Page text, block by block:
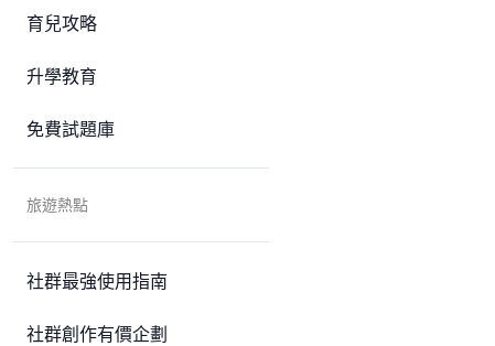
育兒攻略
升學教育
免費試題庫
旅遊熱點
社群最強使用指南
社群創作有價企劃